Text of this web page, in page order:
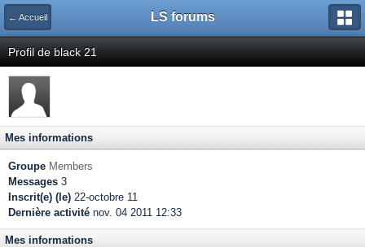
← Accueil LS forums
Profil de black 21
Mes informations
Groupe Members
Messages 3
Inscrit(e) (le) 22-octobre 11
Dernière activité nov. 04 2011 12:33
Mes informations